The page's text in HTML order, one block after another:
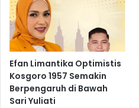
Efan Limantika Optimistis
Kosgoro 1957 Semakin
Berpengaruh di Bawah
Sari Yuliati